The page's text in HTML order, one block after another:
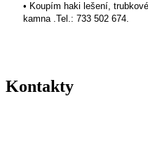
• Koupím haki lešení,
kamna .Tel.: 733 502 674.
Kontakty